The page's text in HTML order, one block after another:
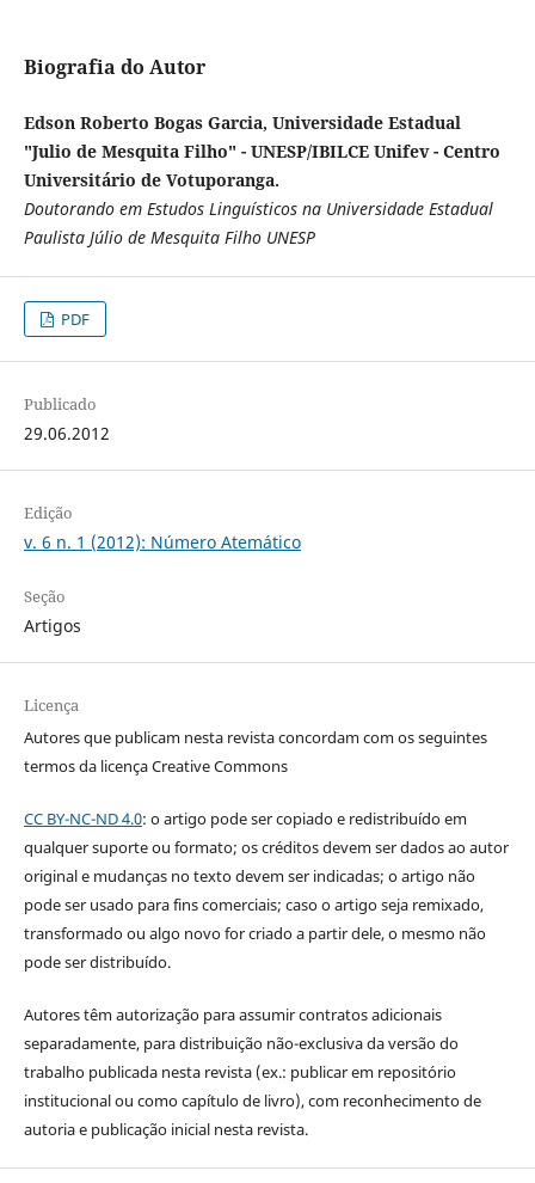
Biografia do Autor
Edson Roberto Bogas Garcia, Universidade Estadual
"Julio de Mesquita Filho" - UNESP/IBILCE Unifev - Centro
Universitário de Votuporanga.
Doutorando em Estudos Linguísticos na Universidade Estadual
Paulista Júlio de Mesquita Filho UNESP
PDF
Publicado
29.06.2012
Edição
v. 6 n. 1 (2012): Número Atemático
Seção
Artigos
Licença
Autores que publicam nesta revista concordam com os seguintes
termos da licença Creative Commons
CC BY-NC-ND 4.0: o artigo pode ser copiado e redistribuído em
qualquer suporte ou formato; os créditos devem ser dados ao autor
original e mudanças no texto devem ser indicadas; o artigo não
pode ser usado para fins comerciais; caso o artigo seja remixado,
transformado ou algo novo for criado a partir dele, o mesmo não
pode ser distribuído.
Autores têm autorização para assumir contratos adicionais
separadamente, para distribuição não-exclusiva da versão do
trabalho publicada nesta revista (ex.: publicar em repositório
institucional ou como capítulo de livro), com reconhecimento de
autoria e publicação inicial nesta revista.